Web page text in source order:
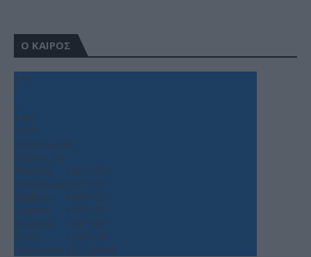
Ο ΚΑΙΡΟΣ
+34
°
C
+36°
+25°
Θεσσαλονίκη
Πέμπτη, 06
Τετάρτη
+36°+25°
Παρασκευή+33°+27°
Σάββατο
+38°+25°
Κυριακή
+39°+27°
Δευτέρα
+33°+26°
Τρίτη
+33°+24°
Πρόγνωση για 7 μέρες